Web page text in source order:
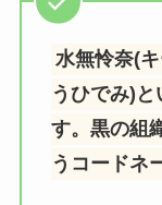
水無怜奈(
うひでみ)
す。黒の組
うコードネ